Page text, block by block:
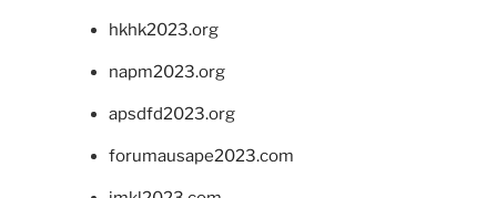
hkhk2023.org
napm2023.org
apsdfd2023.org
forumausape2023.com